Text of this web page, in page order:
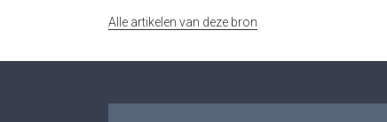
Alle artikelen van deze bron